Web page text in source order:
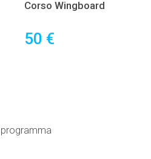
Corso Wingboard
50 €